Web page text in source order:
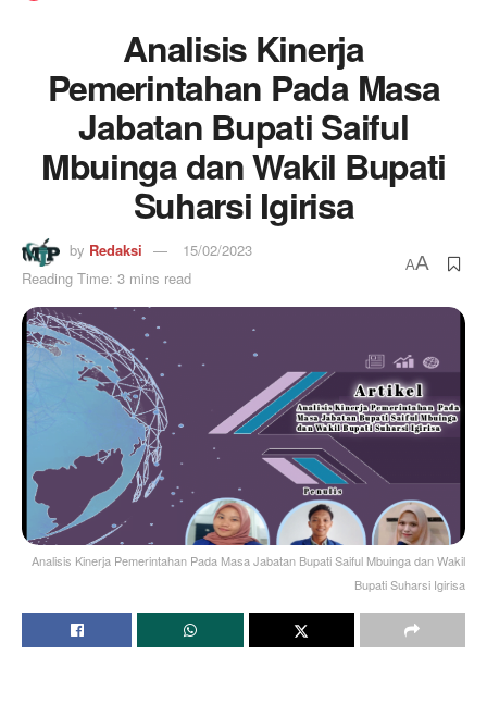
Analisis Kinerja
Pemerintahan Pada Masa
Jabatan Bupati Saiful
Mbuinga dan Wakil Bupati
Suharsi Igirisa
by Redaksi
15/02/2023
Reading Time: 3 mins read
AA
Analisis Kinerja Pemerintahan Pada Masa Jabatan Bupati Saiful Mbuinga dan Wakil
Bupati Suharsi Igirisa